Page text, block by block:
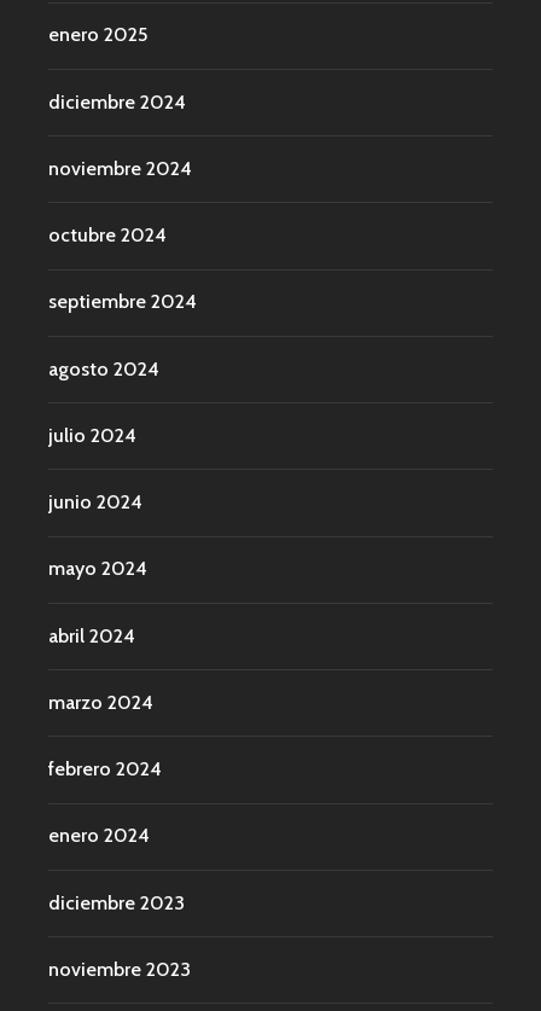
enero 2025
diciembre 2024
noviembre 2024
octubre 2024
septiembre 2024
agosto 2024
julio 2024
junio 2024
mayo 2024
abril 2024
marzo 2024
febrero 2024
enero 2024
diciembre 2023
noviembre 2023